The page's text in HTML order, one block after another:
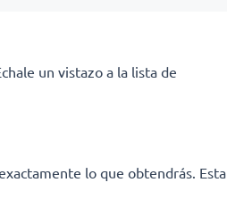
un vistazo a la lista de
lo que obtendrás. Esta